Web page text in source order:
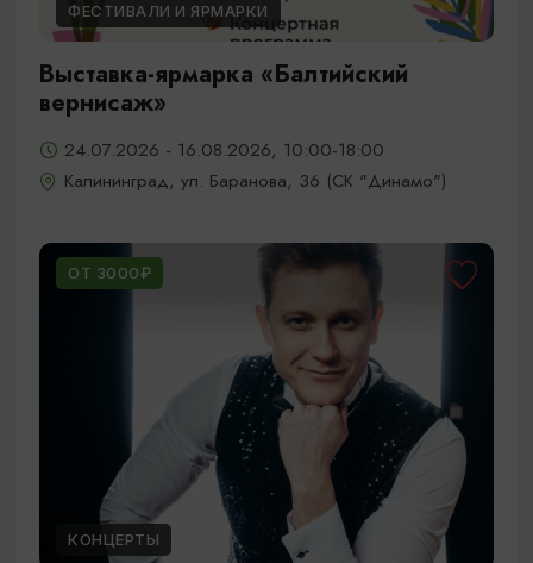
ФЕСТИВАЛИ И ЯРМАРКИ
Выставка-ярмарка «Балтийский
вернисаж»
24.07.2026 - 16.08.2026, 10:00-18:00
Калининград, ул. Баранова, 36 (СК "Динамо")
ОТ 3000₽
КОНЦЕРТЫ